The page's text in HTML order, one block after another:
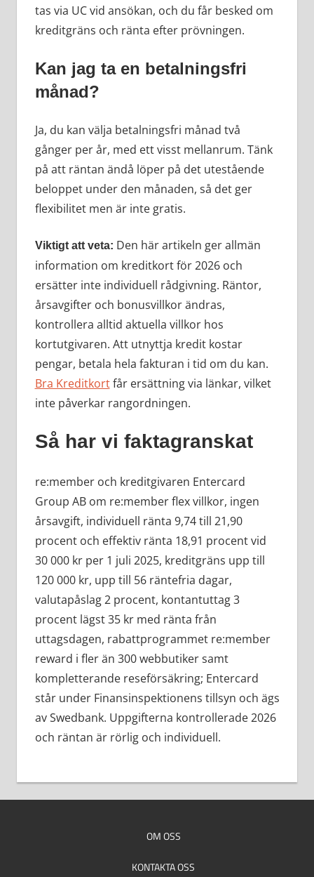
tas via UC vid ansökan, och du får besked om
kreditgräns och ränta efter prövningen.
Kan jag ta en betalningsfri
månad?
Ja, du kan välja betalningsfri månad två
gånger per år, med ett visst mellanrum. Tänk
på att räntan ändå löper på det utestående
beloppet under den månaden, så det ger
flexibilitet men är inte gratis.
Viktigt att veta: Den här artikeln ger allmän
information om kreditkort för 2026 och
ersätter inte individuell rådgivning. Räntor,
årsavgifter och bonusvillkor ändras,
kontrollera alltid aktuella villkor hos
kortutgivaren. Att utnyttja kredit kostar
pengar, betala hela fakturan i tid om du kan.
Bra Kreditkortfår ersättning via länkar, vilket
inte påverkar rangordningen.
Så har vi faktagranskat
re:member och kreditgivaren Entercard
Group AB om re:member flex villkor, ingen
årsavgift, individuell ränta 9,74 till 21,90
procent och effektiv ränta 18,91 procent vid
30 000 kr per 1 juli 2025, kreditgräns upp till
120 000 kr, upp till 56 räntefria dagar,
valutapåslag 2 procent, kontantuttag 3
procent lägst 35 kr med ränta från
uttagsdagen, rabattprogrammet re:member
reward i fler än 300 webbutiker samt
kompletterande reseförsäkring; Entercard
står under Finansinspektionens tillsyn och ägs
av Swedbank. Uppgifterna kontrollerade 2026
och räntan är rörlig och individuell.
OM OSS
KONTAKTA OSS